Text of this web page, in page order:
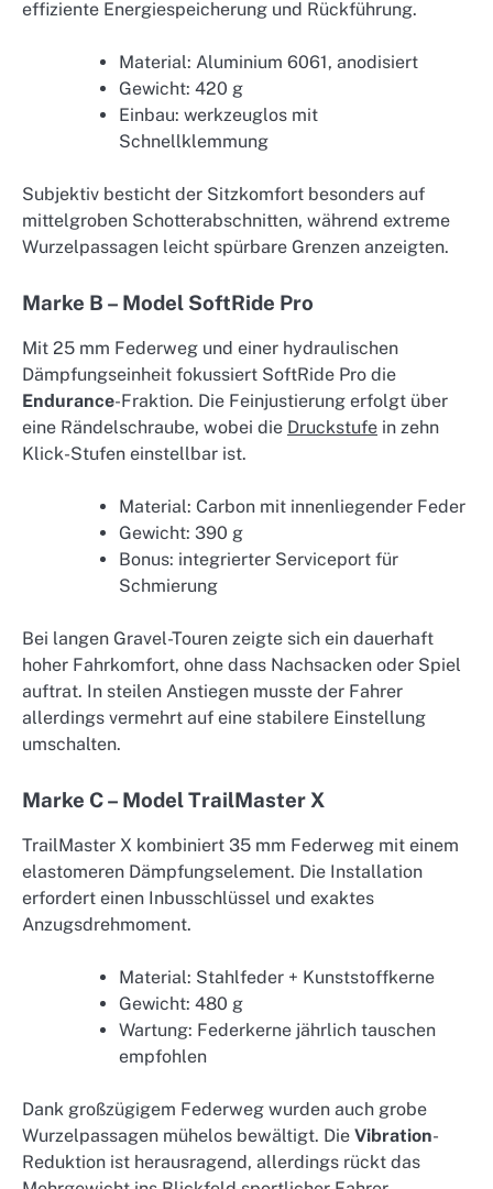
effiziente Energiespeicherung und Rückführung.
Material: Aluminium 6061, anodisiert
Gewicht: 420 g
Einbau: werkzeuglos mit
Schnellklemmung
Subjektiv besticht der Sitzkomfort besonders auf
mittelgroben Schotterabschnitten, während extreme
Wurzelpassagen leicht spürbare Grenzen anzeigten.
Marke B – Model SoftRide Pro
Mit 25 mm Federweg und einer hydraulischen
Dämpfungseinheit fokussiert SoftRide Pro die
Endurance-Fraktion. Die Feinjustierung erfolgt über
eine Rändelschraube, wobei die Druckstufe in zehn
Klick-Stufen einstellbar ist.
Material: Carbon mit innenliegender Feder
Gewicht: 390 g
Bonus: integrierter Serviceport für
Schmierung
Bei langen Gravel-Touren zeigte sich ein dauerhaft
hoher Fahrkomfort, ohne dass Nachsacken oder Spiel
auftrat. In steilen Anstiegen musste der Fahrer
allerdings vermehrt auf eine stabilere Einstellung
umschalten.
Marke C – Model TrailMaster X
TrailMaster X kombiniert 35 mm Federweg mit einem
elastomeren Dämpfungselement. Die Installation
erfordert einen Inbusschlüssel und exaktes
Anzugsdrehmoment.
Material: Stahlfeder + Kunststoffkerne
Gewicht: 480 g
Wartung: Federkerne jährlich tauschen
empfohlen
Dank großzügigem Federweg wurden auch grobe
Wurzelpassagen mühelos bewältigt. Die Vibration-
Reduktion ist herausragend, allerdings rückt das